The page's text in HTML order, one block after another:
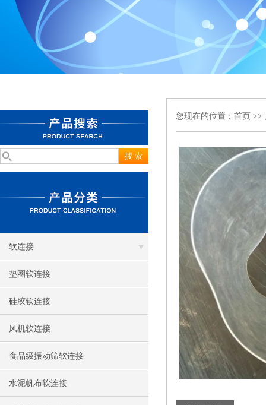
软连接
垫圈软连接
硅胶软连接
风机软连接
食品级振动筛软连接
水泥帆布软连接
您现在的位置： 首页 >>